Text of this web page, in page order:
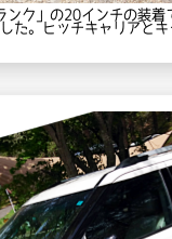
ンク」の20インチの装
た。ヒッチキャリアと